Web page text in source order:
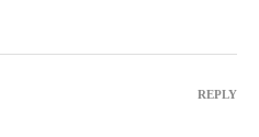
REPLY